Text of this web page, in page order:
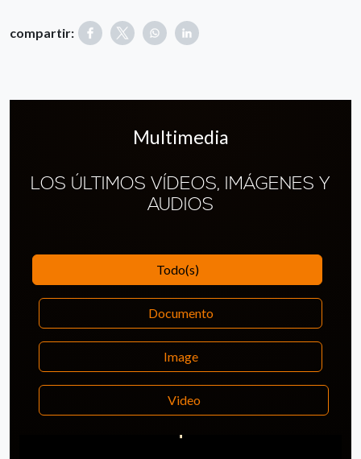
compartir:
Multimedia
LOS ÚLTIMOS VÍDEOS, IMÁGENES Y
AUDIOS
Todo(s)
Documento
Image
Video